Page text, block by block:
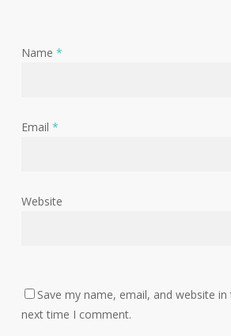
Name *
Email *
Website
Save my name, email, and website
next time I comment.